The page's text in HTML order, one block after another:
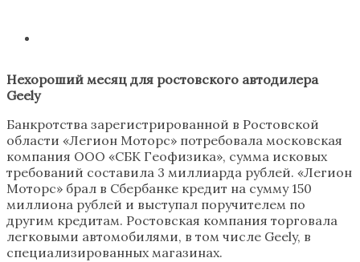
Нехороший месяц для ростовского автодилера
Geely
Банкротства зарегистрированной в Ростовской
области «Легион Моторс» потребовала московская
компания ООО «СБК Геофизика», сумма исковых
требований составила 3 миллиарда рублей. «Легион
Моторс» брал в Сбербанке кредит на сумму 150
миллиона рублей и выступал поручителем по
другим кредитам. Ростовская компания торговала
легковыми автомобилями, в том числе Geely, в
специализированных магазинах.